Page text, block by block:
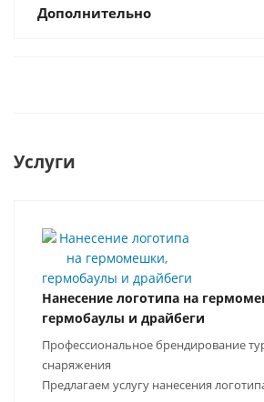
Дополнительно
Услуги
Нанесение логотипа на
гермобаулы и драйбеги
Профессиональное брендирование
снаряжения
Предлагаем услугу нанесения